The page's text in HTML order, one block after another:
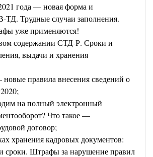
года — новая форма и
ТД. Трудные случаи заполнения.
уже применяются!
содержании СТД-Р. Сроки и
выдачи и хранения
правила внесения сведений о
на полный электронный
Что такое —
договор;
хранения кадровых документов:
сроки. Штрафы за нарушение правил